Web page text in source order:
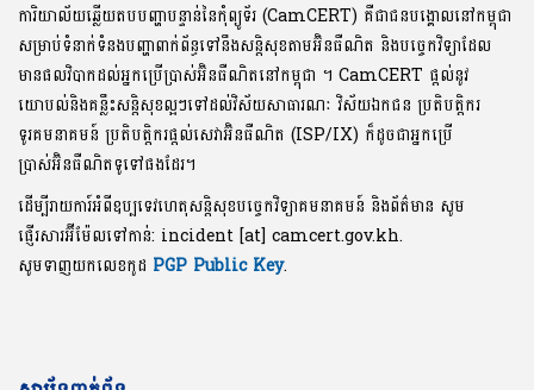
ការិយាល័យឆ្លើយតបបញ្ហាបន្ទាន់នៃកុំព្យូទ័រ (CamCERT) គឺជាជនបង្គោលនៅកម្ពុជា
សម្រាប់ទំនាក់ទំនងបញ្ហាពាក់ព័ន្ធទៅនឹងសន្តិសុខតាមអ៊ិនធឺណិត និងបច្ចេកវិទ្យាដែល
មានផលវិបាកដល់អ្នកប្រើប្រាស់អ៊ិនធឺណិតនៅកម្ពុជា ។ CamCERT ផ្តល់នូវ
យោបល់និងគន្លឹះសន្តិសុខល្អៗទៅដល់វិស័យសាធារណៈ វិស័យឯកជន ប្រតិបត្តិករ
ទូរគមនាគមន៍ ប្រតិបត្តិករផ្តល់សេវាអ៊ិនធឺណិត (ISP/IX) ក៏ដូចជាអ្នកប្រើ
ប្រាស់អ៊ិនធឺណិតទូទៅផងដែរ។
ដើម្បីរាយការ៍អំពីឧប្បទេវហេតុសន្តិសុខបច្ចេកវិទ្យាគមនាគមន៍ និងព័ត៌មាន សូម
ផ្ញើរសារអ៊ីម៉ែលទៅកាន់: incident [at] camcert.gov.kh.
សូមទាញយកលេខកូដ PGP Public Key.